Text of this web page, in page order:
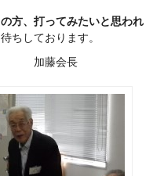
方、打ってみたいと思われ
ちしております。
長